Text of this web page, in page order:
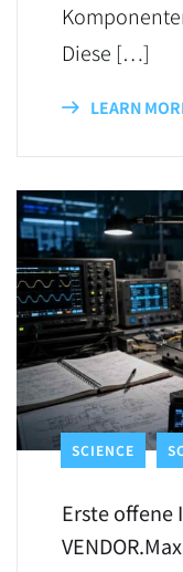
Diese […]
LEARN
SCIENCE
Erste offene
VENDOR.Max